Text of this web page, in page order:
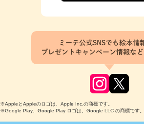
ミーテ公式SNSでも絵本情
プレゼントキャンペーン情報など
※AppleとAppleのロゴは、Apple Inc.の商標です。
※Google Play、Google Play ロゴは、Google LLC の商標です。